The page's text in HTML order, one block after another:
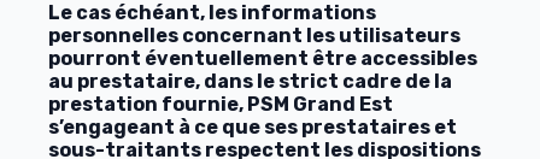
Le cas échéant, les informations
personnelles concernant les utilisateurs
pourront éventuellement être accessibles
au prestataire, dans le strict cadre de la
prestation fournie, PSM Grand Est
s’engageant à ce que ses prestataires et
sous-traitants respectent les dispositions